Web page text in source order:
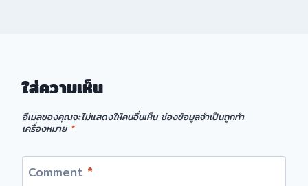
ใส่ความเห็น
อีเมลของคุณจะไม่แสดงให้คนอื่นเห็น ช่องข้อมูลจำเป็นถูกทำ
เครื่องหมาย *
Comment *